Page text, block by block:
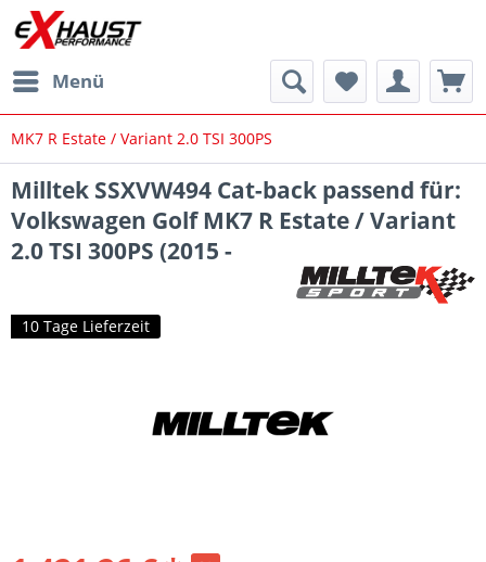
Menü
MK7 R Estate / Variant 2.0 TSI 300PS
Milltek SSXVW494 Cat-back passend für:
Volkswagen Golf MK7 R Estate / Variant
2.0 TSI 300PS (2015 -
10 Tage Lieferzeit